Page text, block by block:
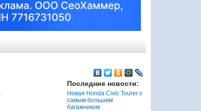
Последние новости:
Новая Honda Civic Tourer с
самым большим
багажником